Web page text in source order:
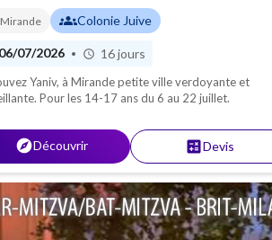
Mirande groupsColonie Juive
06/07/2026 • schedule 16 jours
Yaniv, à Mirande petite ville verdoyante et
Pour les 14-17 ans du 6 au 22 juillet.
exploreDécouvrir calculateDevis